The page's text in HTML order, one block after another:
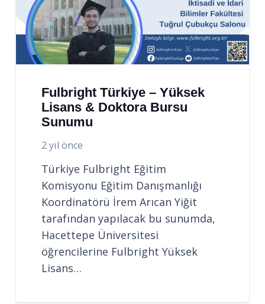
Fulbright Türkiye – Yüksek
Lisans & Doktora Bursu
Sunumu
2 yıl önce
Türkiye Fulbright Eğitim
Komisyonu Eğitim Danışmanlığı
Koordinatörü İrem Arıcan Yiğit
tarafından yapılacak bu sunumda,
Hacettepe Üniversitesi
öğrencilerine Fulbright Yüksek
Lisans…